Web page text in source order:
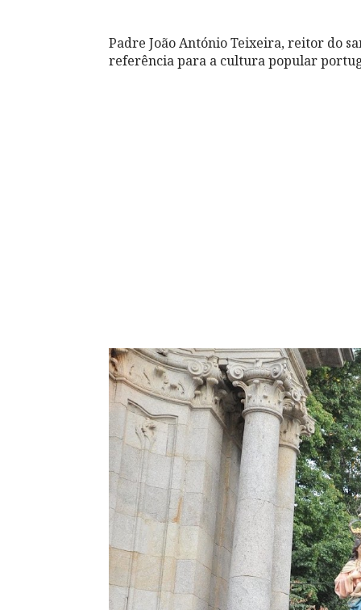
Padre João António Teixeira, reitor do
referência para a cultura popular